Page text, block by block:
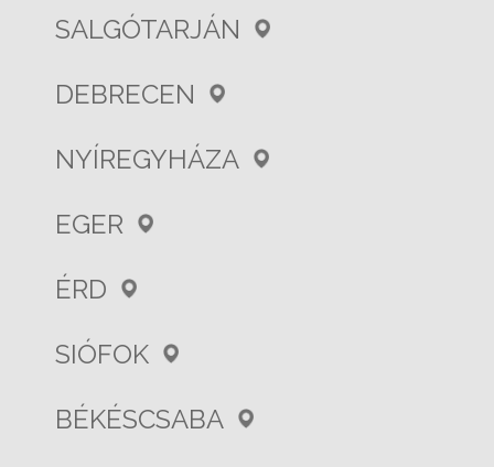
SALGÓTARJÁN
DEBRECEN
NYÍREGYHÁZA
EGER
ÉRD
SIÓFOK
BÉKÉSCSABA